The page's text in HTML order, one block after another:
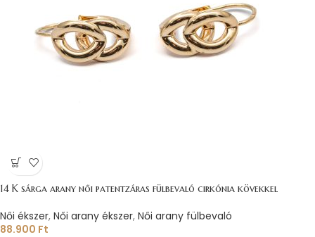
14 K sárga arany női patentzáras fülbevaló cirkónia kövekkel
Női ékszer, Női arany ékszer, Női arany fülbevaló
88.900 Ft